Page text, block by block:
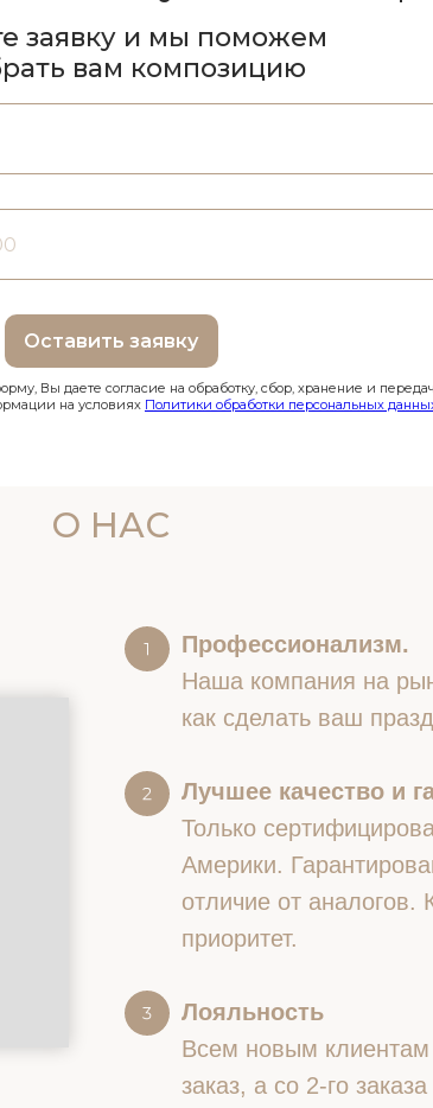
Оставить заявку
заявку и мы поможем
вам композицию
Вы даете согласие на обработку, сбор, хранение и
на условиях Политики обработки персональных
О НАС
Профессионализм.
Наша компания на
как сделать ваш
Лучшее качество и
Только
Америки.
отличие от аналогов.
приоритет.
Лояльность
Всем новым
заказ, а со 2-го